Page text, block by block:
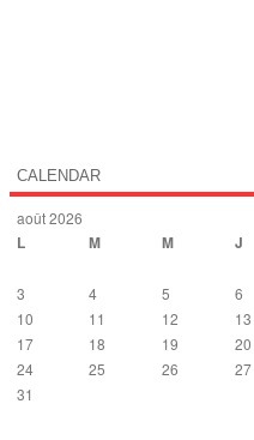
CALENDAR
août 2026
L M M J
3
4 5 6
10
11 12 13
17
18 19 20
24
25 26 27
31